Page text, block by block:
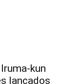
kun
lançados